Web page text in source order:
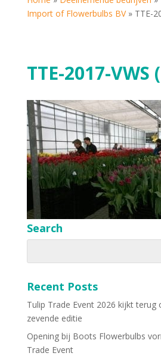
Import of Flowerbulbs BV» TTE-
TTE-2017-VWS
Search
Recent Posts
Tulip Trade Event 2026 kijkt terug
zevende editie
Opening bij Boots Flowerbulbs
Trade Event